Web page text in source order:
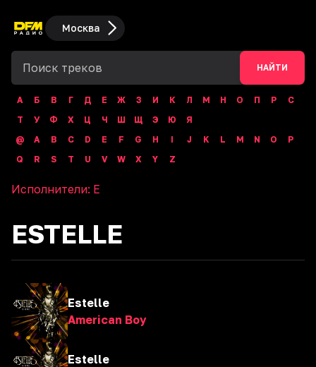
Москва
НАЙТИ
А Б В Г Д Е Ж З И К Л М Н О П Р
С
Т
У Ф Х Ц Ч Ш Щ Э Ю
Я
@
A B C D E F G H I J K L M N O
P
Q
R S T U V W X Y Z
Исполнители: E
ESTELLE
Estelle
American Boy
Estelle